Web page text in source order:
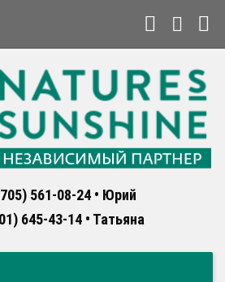
561-08-24 • Юрий
645-43-14 • Татьяна